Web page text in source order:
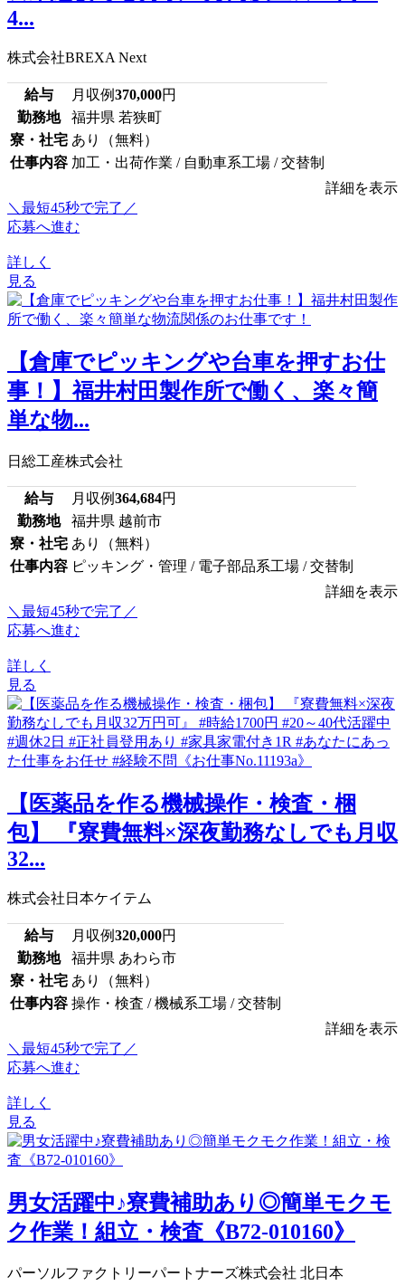
4...
株式会社BREXA Next
給与 月収例370,000円
勤務地
福井県 若狭町
寮・社宅 あり（無料）
仕事内容 加工・出荷作業 / 自動車系工場 / 交替制
詳細を表示
＼最短45秒で完了／
応募へ進む
詳しく
見る
【倉庫でピッキングや台車を押すお仕
事！】福井村田製作所で働く、楽々簡
単な物...
日総工産株式会社
給与 月収例364,684円
勤務地
福井県 越前市
寮・社宅 あり（無料）
仕事内容 ピッキング・管理 / 電子部品系工場 / 交替制
詳細を表示
＼最短45秒で完了／
応募へ進む
詳しく
見る
【医薬品を作る機械操作・検査・梱
包】 『寮費無料×深夜勤務なしでも月収
32...
株式会社日本ケイテム
給与 月収例320,000円
勤務地
福井県 あわら市
寮・社宅 あり（無料）
仕事内容 操作・検査 / 機械系工場 / 交替制
詳細を表示
＼最短45秒で完了／
応募へ進む
詳しく
見る
男女活躍中♪寮費補助あり◎簡単モクモ
ク作業！組立・検査《B72-010160》
パーソルファクトリーパートナーズ株式会社 北日本